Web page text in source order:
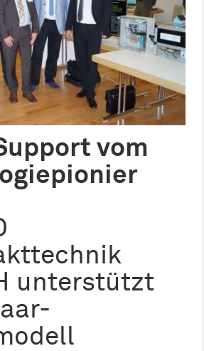
vom
unterstützt